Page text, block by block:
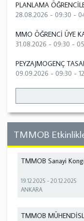
PLANLAMA
28.08.2026 - 09:30 -
MMO ÖĞRENCİ ÜYE
31.08.2026 - 09:30 -
PEYZAJMOGENÇ
09.09.2026 - 09:30 -
TMMOB
TMMOB Sanayi
19.12.2025 -20.12.2025
ANKARA
TMMOB